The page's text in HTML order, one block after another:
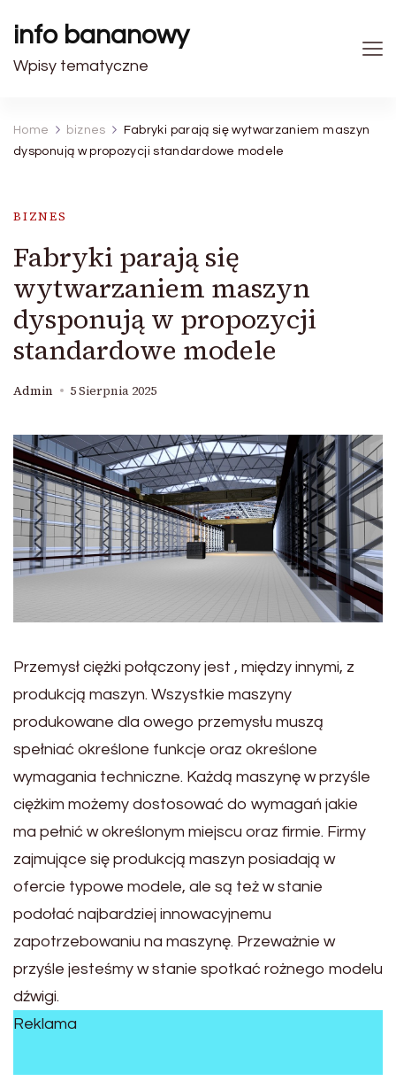
info bananowy
Wpisy tematyczne
Home biznes
Fabryki parają się wytwarzaniem maszyn
dysponują w propozycji standardowe modele
BIZNES
Fabryki parają się
wytwarzaniem maszyn
dysponują w propozycji
standardowe modele
Admin 5 Sierpnia 2025
Przemysł ciężki połączony jest , między innymi, z
produkcją maszyn. Wszystkie maszyny
produkowane dla owego przemysłu muszą
spełniać określone funkcje oraz określone
wymagania techniczne. Każdą maszynę w przyśle
ciężkim możemy dostosować do wymagań jakie
ma pełnić w określonym miejscu oraz firmie. Firmy
zajmujące się produkcją maszyn posiadają w
ofercie typowe modele, ale są też w stanie
podołać najbardziej innowacyjnemu
zapotrzebowaniu na maszynę. Przeważnie w
przyśle jesteśmy w stanie spotkać rożnego modelu
dźwigi.
Reklama